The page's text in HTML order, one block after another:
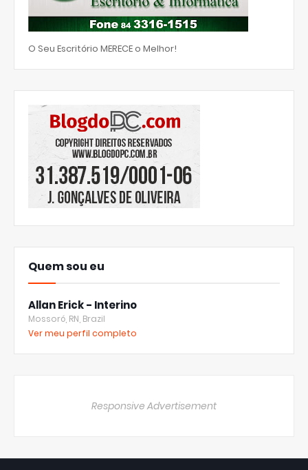
O Seu Escritório MERECE o Melhor!
Quem sou eu
Allan Erick - Interino
Mossoró, RN, Brazil
Ver meu perfil completo
Responsive Advertisement